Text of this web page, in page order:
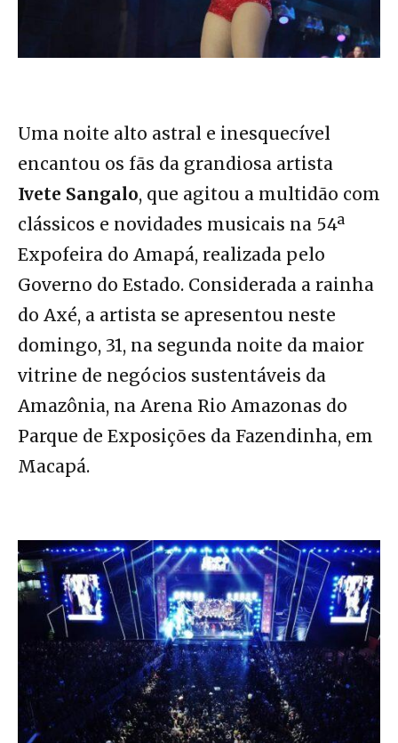
Uma noite alto astral e inesquecível
encantou os fãs da grandiosa artista
Ivete Sangalo, que agitou a multidão com
clássicos e novidades musicais na 54ª
Expofeira do Amapá, realizada pelo
Governo do Estado. Considerada a rainha
do Axé, a artista se apresentou neste
domingo, 31, na segunda noite da maior
vitrine de negócios sustentáveis da
Amazônia, na Arena Rio Amazonas do
Parque de Exposições da Fazendinha, em
Macapá.